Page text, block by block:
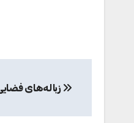
نوشتهزباله‌های